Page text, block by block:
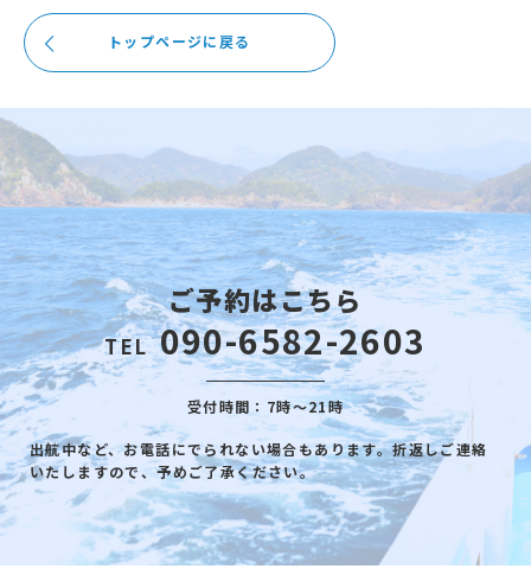
トップページに戻る
ご予約はこちら
TEL 090-6582-2603
受付時間：7時～21時
出航中など、お電話にでられない場合もあります。折返しご連絡
いたしますので、予めご了承ください。